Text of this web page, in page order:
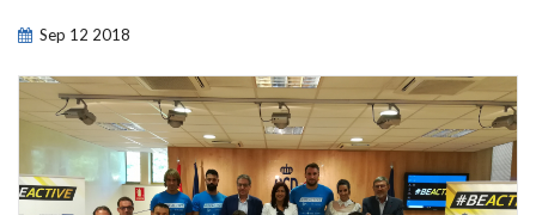
Sep 12 2018